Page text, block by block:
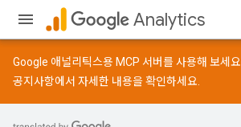
Analytics
Google 애널리틱스용 MCP 서버를 사용해 보세요.
공지사항에서 자세한 내용을 확인하세요.